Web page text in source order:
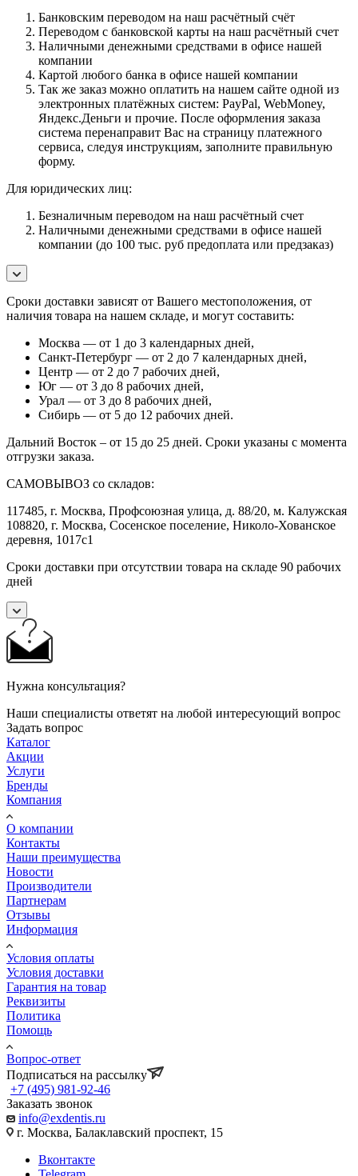
Банковским переводом на наш расчётный счёт
Переводом с банковской карты на наш расчётный счет
Наличными денежными средствами в офисе нашей
компании
Картой любого банка в офисе нашей компании
Так же заказ можно оплатить на нашем сайте одной из
электронных платёжных систем: PayPal, WebMoney,
Яндекс.Деньги и прочие. После оформления заказа
система перенаправит Вас на страницу платежного
сервиса, следуя инструкциям, заполните правильную
форму.
Для юридических лиц:
Безналичным переводом на наш расчётный счет
Наличными денежными средствами в офисе нашей
компании (до 100 тыс. руб предоплата или предзаказ)
Сроки доставки зависят от Вашего местоположения, от
наличия товара на нашем складе, и могут составить:
Москва — от 1 до 3 календарных дней,
Санкт-Петербург — от 2 до 7 календарных дней,
Центр — от 2 до 7 рабочих дней,
Юг — от 3 до 8 рабочих дней,
Урал — от 3 до 8 рабочих дней,
Сибирь — от 5 до 12 рабочих дней.
Дальний Восток – от 15 до 25 дней. Сроки указаны с момента
отгрузки заказа.
САМОВЫВОЗ со складов:
117485, г. Москва, Профсоюзная улица, д. 88/20, м. Калужская
108820, г. Москва, Сосенское поселение, Николо-Хованское
деревня, 1017с1
Сроки доставки при отсутствии товара на складе 90 рабочих
дней
Нужна консультация?
Наши специалисты ответят на любой интересующий вопрос
Задать вопрос
Каталог
Акции
Услуги
Бренды
Компания
О компании
Контакты
Наши преимущества
Новости
Производители
Партнерам
Отзывы
Информация
Условия оплаты
Условия доставки
Гарантия на товар
Реквизиты
Политика
Помощь
Вопрос-ответ
Подписаться на рассылку
+7 (495) 981-92-46
Заказать звонок
info@exdentis.ru
г. Москва, Балаклавский проспект, 15
Вконтакте